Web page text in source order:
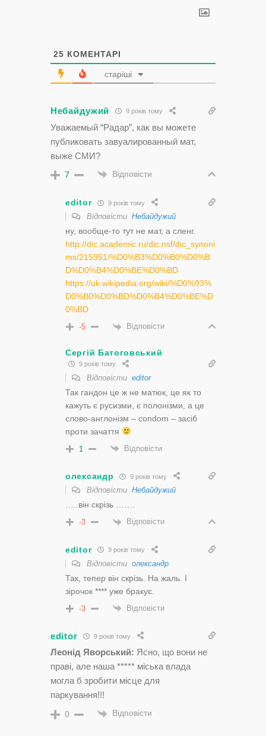
25 КОМЕНТАРІ
старіші
Небайдужий 9 років тому
Уважаемый “Радар”, как вы можете
публиковать завуалированный мат,
выже СМИ?
7 Відповісти
editor 9 років тому
Відповісти Небайдужий
ну, вообще-то тут не мат, а сленг.
http://dic.academic.ru/dic.nsf/dic_synoni
ms/215951/%D0%B3%D0%B0%D0%B
D%D0%B4%D0%BE%D0%BD
https://uk.wikipedia.org/wiki/%D0%93%
D0%B0%D0%BD%D0%B4%D0%BE%D
0%BD
-5 Відповісти
Сергій Батоговський
9 років тому
Відповісти editor
Так гандон це ж не матюк, це як то
кажуть є русизми, є полонізми, а це
слово-англонізм – condom – засіб
проти зачаття
1 Відповісти
олександр 9 років тому
Відповісти Небайдужий
…..він скрізь …….
-3 Відповісти
editor 9 років тому
Відповісти олександр
Так, тепер він скрізь. На жаль. І
зірочок **** уже бракує.
-3 Відповісти
editor 9 років тому
Леонід Яворський: Ясно, що вони не
праві, але наша ***** міська влада
могла б зробити місце для
паркування!!!
0 Відповісти